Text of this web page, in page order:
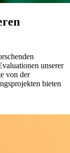
unserer
von der
bieten